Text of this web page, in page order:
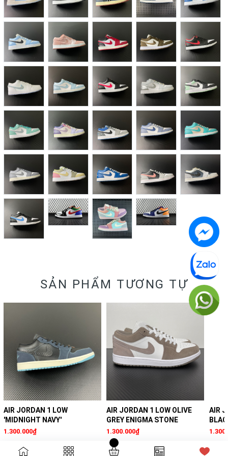
SẢN PHẨM TƯƠNG TỰ
AIR JORDAN 1 LOW
'MIDNIGHT NAVY'
1.300.000₫
AIR JORDAN 1 LOW OLIVE
GREY ENIGMA STONE
1.300.000₫
AIR